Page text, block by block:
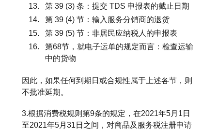
第 39 (3) 条：提交 TDS 申报表的截止日期
第 39 (4) 节：输入服务分销商的退货
第 39 (5) 节：非居民应纳税人的申报表
第68节，就电子运单的规定而言：检查运输
中的货物
因此，如果任何到期日或合规性属于上述各节，则
不批准延期。
3.根据消费税规则第9条的规定，在2021年5月1日
至2021年5月31日之间，对商品及服务税注册申请